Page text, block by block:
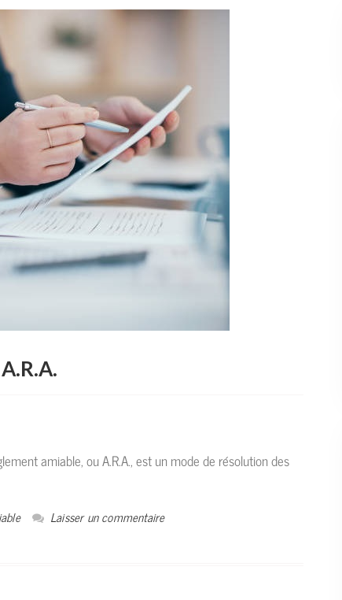
amiable, ou A.R.A., est un mode de résolution des
Laisser un commentaire